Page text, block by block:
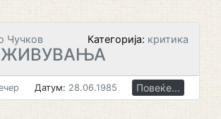
Чучков Категорија: критика
Датум: 28.06.1985 Повеќе...